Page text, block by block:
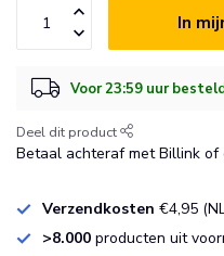
In
Voor 23:59 uur
Deel dit product
Betaal achteraf met Billink of
Verzendkosten €4,95
>8.000 producten uit